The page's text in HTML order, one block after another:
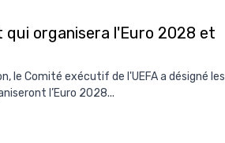
qui organisera l'Euro 2028 et
le Comité exécutif de l'UEFA a désigné les
l’Euro 2028...